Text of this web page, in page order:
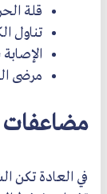
قلة
تناول
مرضى
مضاعفات
في العادة تكن